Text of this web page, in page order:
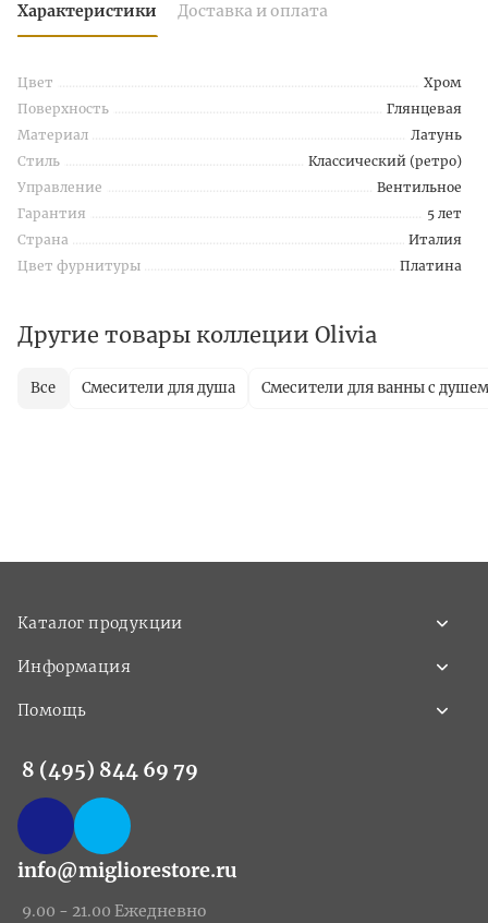
Характеристики Доставка и оплата
Цвет
Хром
Поверхность
Глянцевая
Материал
Латунь
Стиль
Классический (ретро)
Управление
Вентильное
Гарантия
5 лет
Страна
Италия
Цвет фурнитуры
Платина
Другие товары коллеции Olivia
Все Смесители для душа Смесители для ванны с душем
Каталог продукции
Информация
Помощь
8 (495) 844 69 79
info@migliorestore.ru
9.00 - 21.00 Ежедневно